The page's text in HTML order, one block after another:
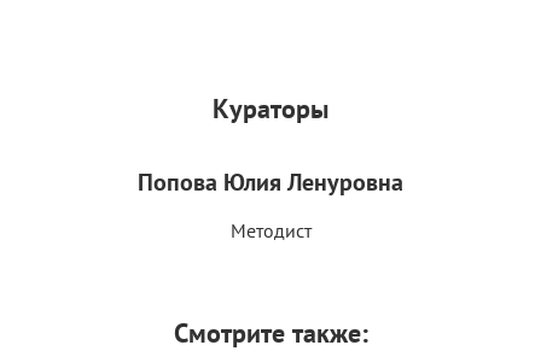
Кураторы
Попова Юлия Ленуровна
Методист
Смотрите также: